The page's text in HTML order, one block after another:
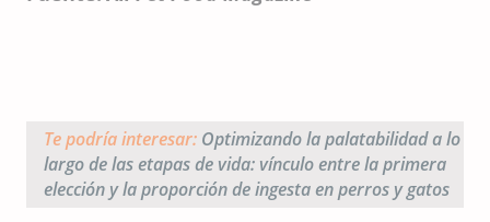
Te podría interesar: Optimizando la palatabilidad a lo
largo de las etapas de vida: vínculo entre la primera
elección y la proporción de ingesta en perros y gatos